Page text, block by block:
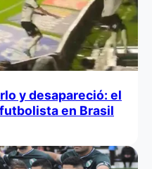
y desapareció: el
en Brasil